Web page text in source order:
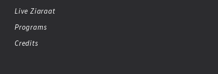
Live Ziaraat
Programs
Credits